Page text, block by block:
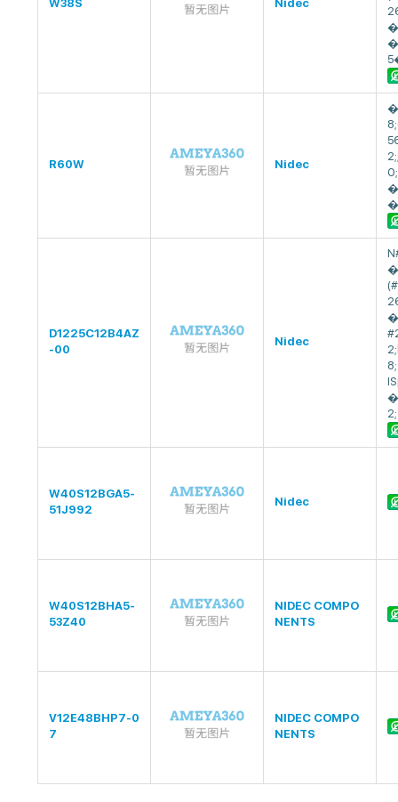
W38S Nidec
R60W Nidec
D1225C12B4AZ
-00
Nidec
2;
W40S12BGA5-
51J992
Nidec
W40S12BHA5-
53Z40
NIDEC COMPO
NENTS
V12E48BHP7-0
7
NIDEC COMPO
NENTS